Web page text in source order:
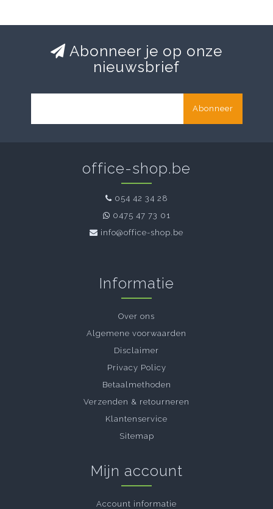
Abonneer je op onze
nieuwsbrief
Abonneer
office-shop.be
054 42 34 28
0475 47 73 01
info@office-shop.be
Informatie
Over ons
Algemene voorwaarden
Disclaimer
Privacy Policy
Betaalmethoden
Verzenden & retourneren
Klantenservice
Sitemap
Mijn account
Account informatie